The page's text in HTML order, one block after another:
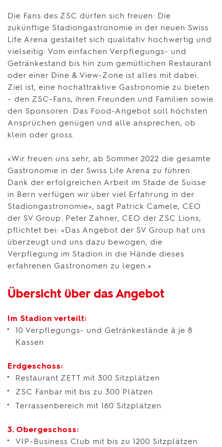
Die Fans des ZSC dürfen sich freuen: Die
zukünftige Stadiongastronomie in der neuen Swiss
Life Arena gestaltet sich qualitativ hochwertig und
vielseitig: Vom einfachen Verpflegungs- und
Getränkestand bis hin zum gemütlichen Restaurant
oder einer Dine & View-Zone ist alles mit dabei.
Ziel ist, eine hochattraktive Gastronomie zu bieten
– den ZSC-Fans, ihren Freunden und Familien sowie
den Sponsoren. Das Food-Angebot soll höchsten
Ansprüchen genügen und alle ansprechen, ob
klein oder gross.
«Wir freuen uns sehr, ab Sommer 2022 die gesamte
Gastronomie in der Swiss Life Arena zu führen.
Dank der erfolgreichen Arbeit im Stade de Suisse
in Bern verfügen wir über viel Erfahrung in der
Stadiongastronomie», sagt Patrick Camele, CEO
der SV Group. Peter Zahner, CEO der ZSC Lions,
pflichtet bei: «Das Angebot der SV Group hat uns
überzeugt und uns dazu bewogen, die
Verpflegung im Stadion in die Hände dieses
erfahrenen Gastronomen zu legen.»
Übersicht über das Angebot
Im Stadion verteilt:
10 Verpflegungs- und Getränkestände à je 8
Kassen
Erdgeschoss:
Restaurant ZETT mit 300 Sitzplätzen
ZSC Fanbar mit bis zu 300 Plätzen
Terrassenbereich mit 160 Sitzplätzen
3. Obergeschoss:
VIP-Business Club mit bis zu 1200 Sitzplätzen